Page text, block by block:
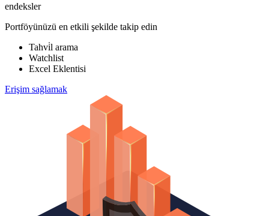
endeksler
Portföyünüzü en etkili şekilde takip edin
Tahvi̇l arama
Watchlist
Excel Eklentisi
Erişim sağlamak